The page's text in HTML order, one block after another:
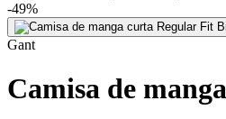
+de 36.000 reviews
-49%
Gant
Camisa de